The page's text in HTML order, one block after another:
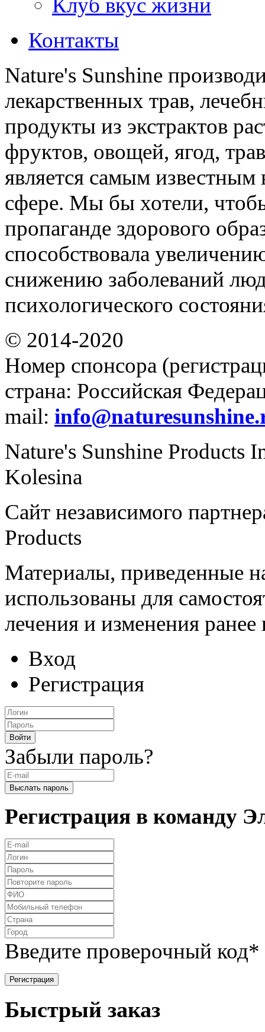
Контакты
Nature's Sunshine
лекарственных трав,
продукты из экстрактов
фруктов, овощей, ягод,
является самым
сфере. Мы бы хотели,
пропаганде здорового
способствовала
снижению заболеваний
психологического
© 2014-2020
Номер спонсора
страна: Российская
mail:
Nature's Sunshine Products
Kolesina
Сайт независимого
Products
Материалы, приведенные
использованы для
лечения и изменения
Вход
Регистрация
Забыли пароль?
Регистрация в команду
Введите проверочный код*
Быстрый заказ